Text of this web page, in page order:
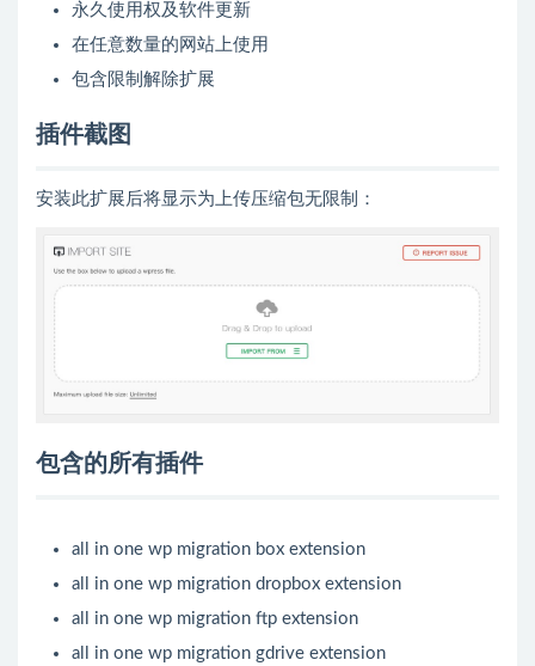
永久使用权及软件更新
在任意数量的网站上使用
包含限制解除扩展
插件截图
安装此扩展后将显示为上传压缩包无限制：
包含的所有插件
all in one wp migration box extension
all in one wp migration dropbox extension
all in one wp migration ftp extension
all in one wp migration gdrive extension